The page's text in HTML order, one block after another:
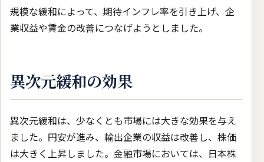
規模な緩和によって、期待インフレ率を引き上げ、企
業収益や賃金の改善につなげようとしました。
異次元緩和の効果
異次元緩和は、少なくとも市場には大きな効果を与え
ました。円安が進み、輸出企業の収益は改善し、株価
は大きく上昇しました。金融市場においては、日本株